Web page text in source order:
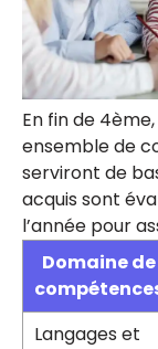
En fin de
ensemble de
serviront de
acquis sont
l’année pour
Domaine de
Langages et